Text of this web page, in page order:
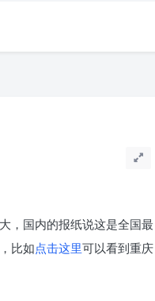
，国内的报纸说这是全国最
比如点击这里可以看到重庆